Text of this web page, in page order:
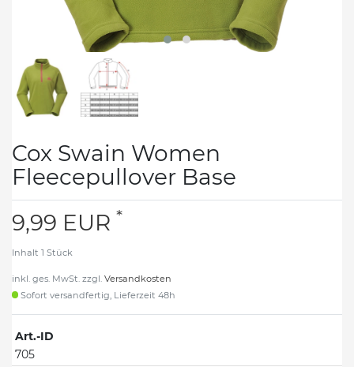
Cox Swain Women
Fleecepullover Base
9,99 EUR *
Inhalt 1 Stück
inkl. ges. MwSt. zzgl. Versandkosten
Sofort versandfertig, Lieferzeit 48h
Art.-ID
705